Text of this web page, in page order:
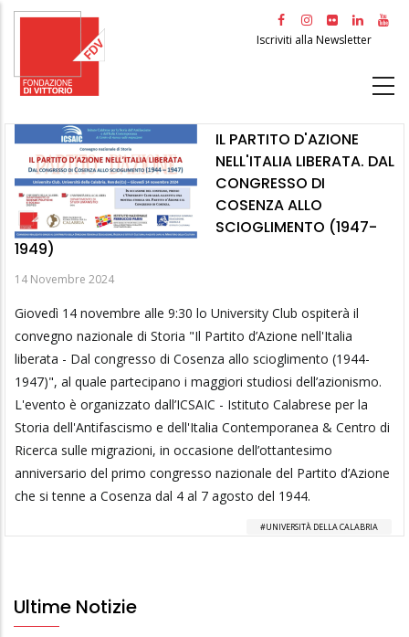
Salta
principale
Iscriviti alla Newsletter
IL PARTITO D'AZIONE
NELL'ITALIA LIBERATA. DAL
CONGRESSO DI
COSENZA ALLO
SCIOGLIMENTO (1947-
1949)
14 Novembre 2024
Giovedì 14 novembre alle 9:30 lo University Club ospiterà il
convegno nazionale di Storia "Il Partito d’Azione nell'Italia
liberata - Dal congresso di Cosenza allo scioglimento (1944-
1947)", al quale partecipano i maggiori studiosi dell’azionismo.
L'evento è organizzato dall’ICSAIC - Istituto Calabrese per la
Storia dell'Antifascismo e dell'Italia Contemporanea & Centro di
Ricerca sulle migrazioni, in occasione dell’ottantesimo
anniversario del primo congresso nazionale del Partito d’Azione
che si tenne a Cosenza dal 4 al 7 agosto del 1944.
UNIVERSITÀ DELLA CALABRIA
Ultime Notizie